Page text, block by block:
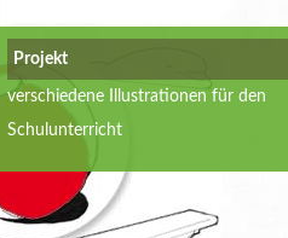
Projekt
verschiedene Illustrationen für den
Schulunterricht